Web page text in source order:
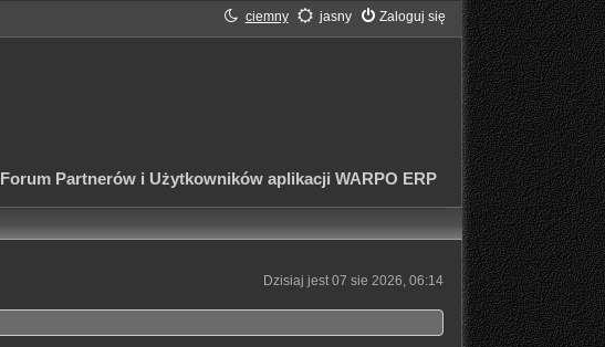
Zaloguj się
jasny
ciemny
Forum Partnerów i Użytkowników aplikacji WARPO ERP
Dzisiaj jest 07 sie 2026, 06:14